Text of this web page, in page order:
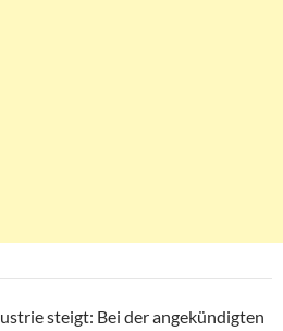
steigt: Bei der angekündigten